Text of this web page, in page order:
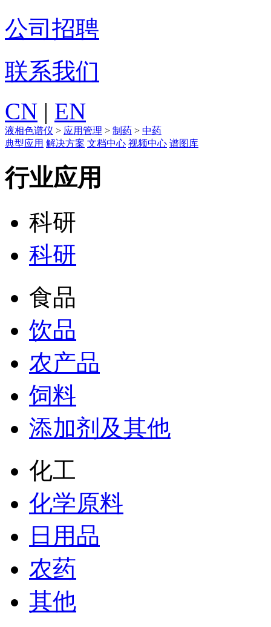
公司招聘
联系我们
CN | EN
液相色谱仪 > 应用管理 > 制药 > 中药
典型应用 解决方案 文档中心 视频中心 谱图库
行业应用
科研
科研
食品
饮品
农产品
饲料
添加剂及其他
化工
化学原料
日用品
农药
其他